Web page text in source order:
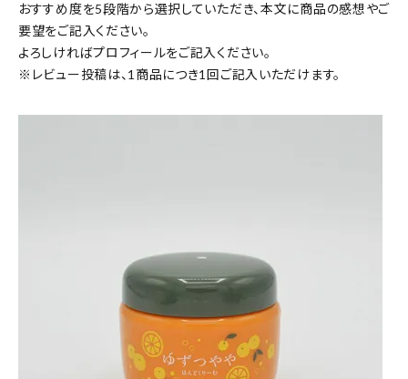
ご利用ガイド
お客さま向け窓口(お問い合わせ)
おすすめ度を5段階から選択していただき、本文に商品の感想やご
要望をご記入ください。
よろしければプロフィールをご記入ください。
※レビュー投稿は、1商品につき1回ご記入いただけます。